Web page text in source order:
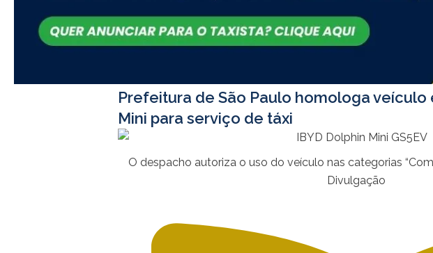
Prefeitura de São Paulo homologa veículo
Mini para serviço de táxi
O despacho autoriza o uso do veículo nas categorias
Divulgação